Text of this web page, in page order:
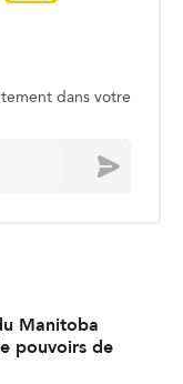
dans votre
Envoyer
Manitoba
pouvoirs de